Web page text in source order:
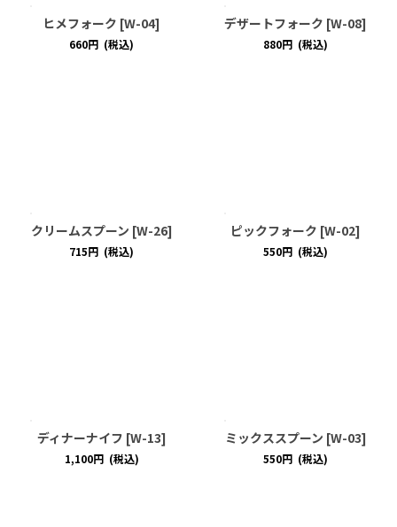
ヒメフォーク [W-04]
660円 (税込)
デザートフォーク [W-08]
880円 (税込)
クリームスプーン [W-26]
715円 (税込)
ピックフォーク [W-02]
550円 (税込)
ディナーナイフ [W-13]
1,100円 (税込)
ミックススプーン [W-03]
550円 (税込)